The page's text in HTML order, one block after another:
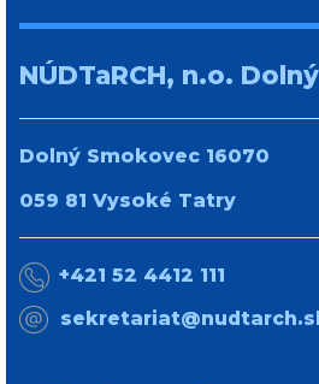
NÚDTaRCH, n.o.
Dolný Smokovec 16070
059 81 Vysoké Tatry
+421 52 4412 111